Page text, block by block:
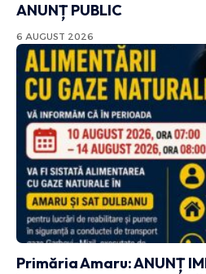
ANUNȚ PUBLIC
6 AUGUST 2026
Primăria Amaru: ANUNȚ